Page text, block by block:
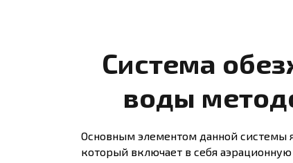
Система
воды
Основным элементом данной системы
который включает в себя